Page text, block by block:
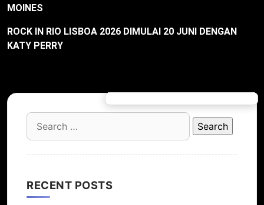
MOINES
ROCK IN RIO LISBOA 2026 DIMULAI 20 JUNI DENGAN
KATY PERRY
Search
for:
RECENT POSTS